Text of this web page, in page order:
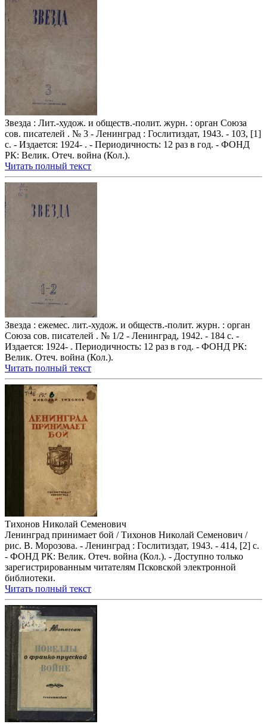
Звезда : Лит.-худож. и обществ.-полит. журн. : орган Союза
сов. писателей . № 3 - Ленинград : Гослитиздат, 1943. - 103, [1]
с. - Издается: 1924- . - Периодичность: 12 раз в год. - ФОНД
РК: Велик. Отеч. война (Кол.).
Читать полный текст
Звезда : ежемес. лит.-худож. и обществ.-полит. журн. : орган
Союза сов. писателей . № 1/2 - Ленинград, 1942. - 184 с. -
Издается: 1924- . Периодичность: 12 раз в год. - ФОНД РК:
Велик. Отеч. война (Кол.).
Читать полный текст
Тихонов Николай Семенович
Ленинград принимает бой / Тихонов Николай Семенович /
рис. В. Морозова. - Ленинград : Гослитиздат, 1943. - 414, [2] с.
- ФОНД РК: Велик. Отеч. война (Кол.). - Доступно только
зарегистрированным читателям Псковской электронной
библиотеки.
Читать полный текст